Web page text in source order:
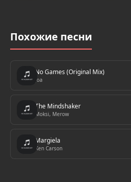
Похожие песни
No Games (Original Mix)
Joa
The Mindshaker
Moksi, Merow
Margiela
Ken Carson